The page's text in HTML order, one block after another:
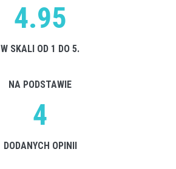
4.95
W SKALI OD 1 DO 5.
NA PODSTAWIE
4
DODANYCH OPINII